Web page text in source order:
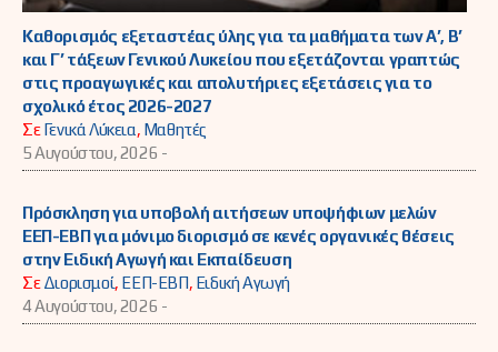
Καθορισμός εξεταστέας ύλης για τα μαθήματα των Α’, Β’
και Γ’ τάξεων Γενικού Λυκείου που εξετάζονται γραπτώς
στις προαγωγικές και απολυτήριες εξετάσεις για το
σχολικό έτος 2026-2027
ΣεΓενικά Λύκεια, Μαθητές
5 Αυγούστου, 2026 -
Πρόσκληση για υποβολή αιτήσεων υποψήφιων μελών
ΕΕΠ-ΕΒΠ για μόνιμο διορισμό σε κενές οργανικές θέσεις
στην Ειδική Αγωγή και Εκπαίδευση
ΣεΔιορισμοί, ΕΕΠ-ΕΒΠ, Ειδική Αγωγή
4 Αυγούστου, 2026 -